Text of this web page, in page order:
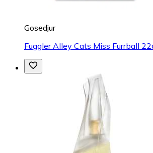
Gosedjur
Fuggler Alley Cats Miss Furrball